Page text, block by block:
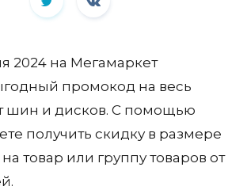
2024 на Мегамаркет
промокод на весь
шин и дисков. С помощью
получить скидку в размере
товар или группу товаров от